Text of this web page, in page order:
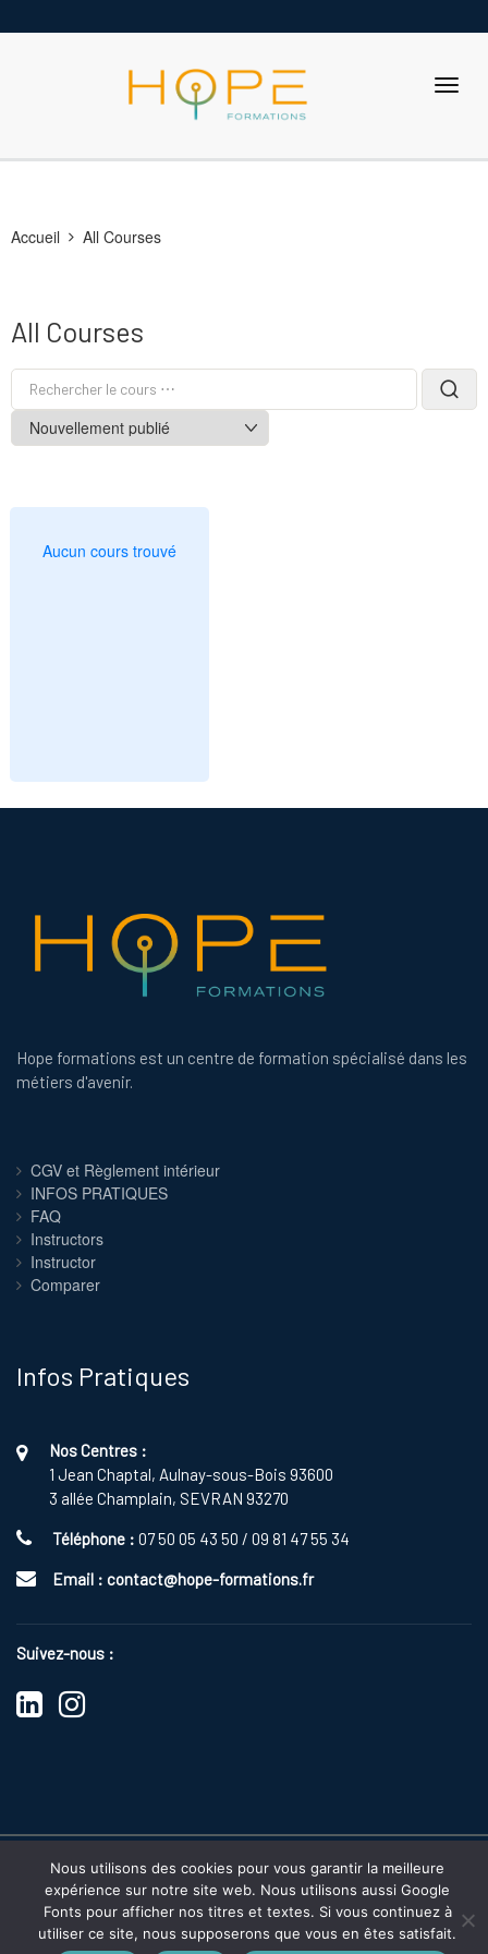
Accueil All Courses
All Courses
Aucun cours trouvé
Hope formations est un centre de formation spécialisé dans les
métiers d'avenir.
CGV et Règlement intérieur
INFOS PRATIQUES
FAQ
Instructors
Instructor
Comparer
Infos Pratiques
Nos Centres :
1 Jean Chaptal, Aulnay-sous-Bois 93600
3 allée Champlain, SEVRAN 93270
Téléphone : 07 50 05 43 50 / 09 81 47 55 34
Email : contact@hope-formations.fr
Suivez-nous :
2025 Copyright HOPE FORMATIONS|Politique de Confidentialité
Nous utilisons des cookies pour vous garantir la meilleure
expérience sur notre site web. Nous utilisons aussi Google
Fonts pour afficher nos titres et textes. Si vous continuez à
utiliser ce site, nous supposerons que vous en êtes satisfait.